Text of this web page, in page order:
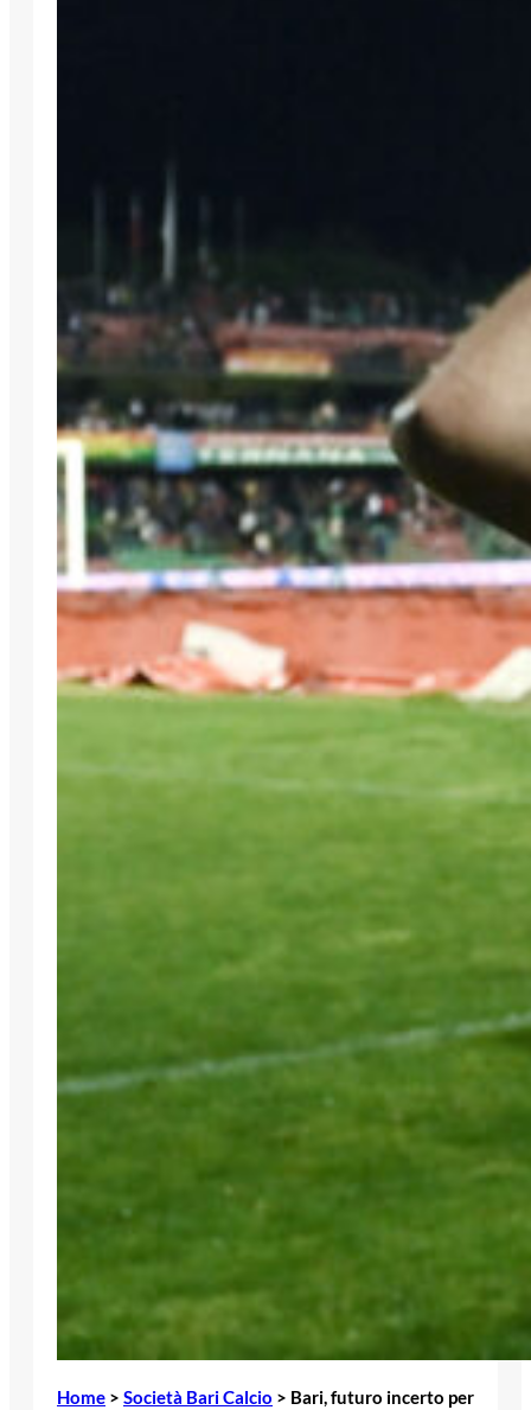
Home > Società Bari Calcio > Bari, futuro incerto per